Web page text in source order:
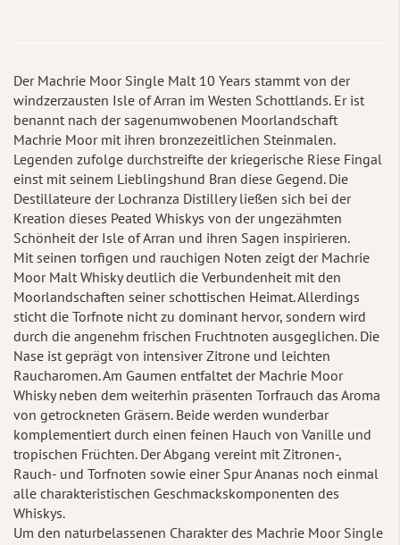
Der Machrie Moor Single Malt 10 Years stammt von der
windzerzausten Isle of Arran im Westen Schottlands. Er ist
benannt nach der sagenumwobenen Moorlandschaft
Machrie Moor mit ihren bronzezeitlichen Steinmalen.
Legenden zufolge durchstreifte der kriegerische Riese Fingal
einst mit seinem Lieblingshund Bran diese Gegend. Die
Destillateure der Lochranza Distillery ließen sich bei der
Kreation dieses Peated Whiskys von der ungezähmten
Schönheit der Isle of Arran und ihren Sagen inspirieren.
Mit seinen torfigen und rauchigen Noten zeigt der Machrie
Moor Malt Whisky deutlich die Verbundenheit mit den
Moorlandschaften seiner schottischen Heimat. Allerdings
sticht die Torfnote nicht zu dominant hervor, sondern wird
durch die angenehm frischen Fruchtnoten ausgeglichen. Die
Nase ist geprägt von intensiver Zitrone und leichten
Raucharomen. Am Gaumen entfaltet der Machrie Moor
Whisky neben dem weiterhin präsenten Torfrauch das Aroma
von getrockneten Gräsern. Beide werden wunderbar
komplementiert durch einen feinen Hauch von Vanille und
tropischen Früchten. Der Abgang vereint mit Zitronen-,
Rauch- und Torfnoten sowie einer Spur Ananas noch einmal
alle charakteristischen Geschmackskomponenten des
Whiskys.
Um den naturbelassenen Charakter des Machrie Moor Single